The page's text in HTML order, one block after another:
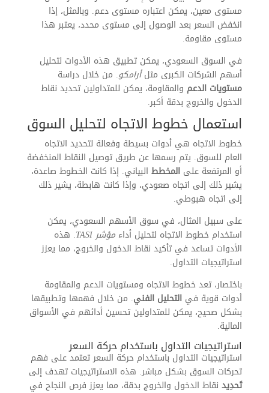
مستوى معين، يمكن اعتباره مستوى دعم. وبالمثل، إذا
انخفض السعر بعد الوصول إلى مستوى محدد، يعتبر هذا
مستوى مقاومة.
في السوق السعودي، يمكن تطبيق هذه الأدوات لتحليل
أسهم الشركات الكبرى مثلأرامكو. من خلال دراسة
مستويات الدعم والمقاومة، يمكن للمتداولين تحديد نقاط
الدخول والخروج بدقة أكبر.
استعمال خطوط الاتجاه لتحليل السوق
خطوط الاتجاه هي أدوات بسيطة وفعالة لتحديد الاتجاه
العام للسوق. يتم رسمها عن طريق توصيل النقاط المنخفضة
أو المرتفعة على المخططالبياني. إذا كانت الخطوط صاعدة،
يشير ذلك إلى اتجاه صعودي، وإذا كانت هابطة، يشير ذلك
إلى اتجاه هبوطي.
على سبيل المثال، في سوق الأسهم السعودي، يمكن
استخدام خطوط الاتجاه لتحليل أداء مؤشر TASI
. هذه
الأدوات تساعد في تأكيد نقاط الدخول والخروج، مما يعزز
استراتيجيات التداول.
باختصار، تعد خطوط الاتجاه ومستويات الدعم والمقاومة
أدوات قوية في التحليل الفني. من خلال فهمها وتطبيقها
بشكل صحيح، يمكن للمتداولين تحسين أدائهم في الأسواق
المالية.
استراتيجيات التداول باستخدام حركة السعر
استراتيجيات التداول باستخدام حركة السعر تعتمد على فهم
تحركات السوق بشكل مباشر. هذه الاستراتيجيات تهدف إلى
تَحدِيدنقاط الدخول والخروج بدقة، مما يعزز فرص النجاح في